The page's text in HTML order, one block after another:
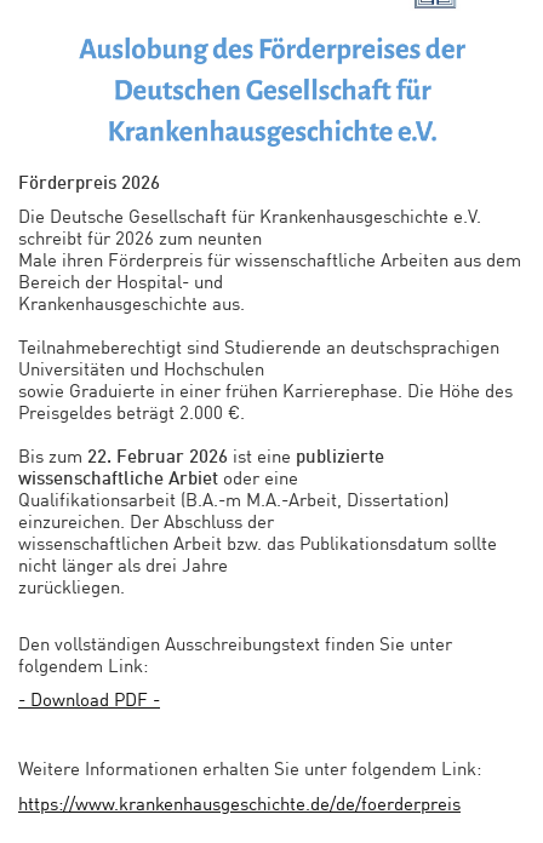
Förderpreis 2026
Die Deutsche Gesellschaft für Krankenhausgeschichte e.V.
schreibt für 2026 zum neunten
Male ihren Förderpreis für wissenschaftliche Arbeiten aus dem
Bereich der Hospital- und
Krankenhausgeschichte aus.
Teilnahmeberechtigt sind Studierende an deutschsprachigen
Universitäten und Hochschulen
sowie Graduierte in einer frühen Karrierephase. Die Höhe des
Preisgeldes beträgt 2.000 €.
Bis zum 22. Februar 2026 ist eine publizierte
wissenschaftliche Arbiet oder eine
Qualifikationsarbeit (B.A.-m M.A.-Arbeit, Dissertation)
einzureichen. Der Abschluss der
wissenschaftlichen Arbeit bzw. das Publikationsdatum sollte
nicht länger als drei Jahre
zurückliegen.
Den vollständigen Ausschreibungstext finden Sie unter
folgendem Link:
- Download PDF -
Weitere Informationen erhalten Sie unter folgendem Link:
https://www.krankenhausgeschichte.de/de/foerderpreis